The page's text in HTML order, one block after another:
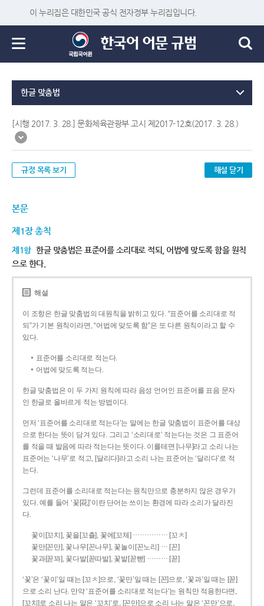
이 누리집은 대한민국 공식 전자정부 누리집입니다.
한글 맞춤법
[시행 2017. 3. 28.] 문화체육관광부 고시 제2017-12호(2017. 3. 28.)
규정 목록 보기 해설 닫기
본문
제1장 총칙
제1항 한글 맞춤법은 표준어를 소리대로 적되, 어법에 맞도록 함을 원칙
으로 한다.
해설
이 조항은 한글 맞춤법의 대원칙을 밝히고 있다. “표준어를 소리대로 적
되”가 기본 원칙이라면, “어법에 맞도록 함”은 또 다른 원칙이라고 할 수
있다.
표준어를 소리대로 적는다.
어법에 맞도록 적는다.
한글 맞춤법은 이 두 가지 원칙에 따라 음성 언어인 표준어를 표음 문자
인 한글로 올바르게 적는 방법이다.
먼저 ‘표준어를 소리대로 적는다’는 말에는 한글 맞춤법이 표준어를 대상
으로 한다는 뜻이 담겨 있다. 그리고 ‘소리대로’ 적는다는 것은 그 표준어
를 적을 때 발음에 따라 적는다는 뜻이다. 이를테면 [나무]라고 소리 나는
표준어는 ‘나무’로 적고, [달리다]라고 소리 나는 표준어는 ‘달리다’로 적
는다.
그런데 표준어를 소리대로 적는다는 원칙만으로 충분하지 않은 경우가
있다. 예를 들어 ‘꽃[花]’이란 단어는 쓰이는 환경에 따라 소리가 달라진
다.
꽃이[꼬치], 꽃을[꼬츨], 꽃에[꼬체] …………… [꼬ㅊ]
꽃만[꼰만], 꽃나무[꼰나무], 꽃놀이[꼰노리] … [꼰]
꽃과[꼳꽈], 꽃다발[꼳따발], 꽃밭[꼳빧] ……… [꼳]
‘꽃’은 ‘꽃이’일 때는 [꼬ㅊ]으로, ‘꽃만’일 때는 [꼰]으로, ‘꽃과’일 때는 [꼳]
으로 소리 난다. 만약 ‘표준어를 소리대로 적는다’는 원칙만 적용한다면,
[꼬치]로 소리 나는 말은 ‘꼬치’로, [꼰만]으로 소리 나는 말은 ‘꼰만’으로,